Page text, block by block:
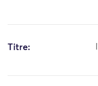
Titre: